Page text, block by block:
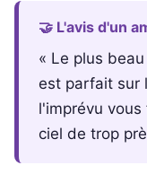
🤝 L'avis d'un
« Le plus
est parfait sur
l'imprévu
ciel de trop